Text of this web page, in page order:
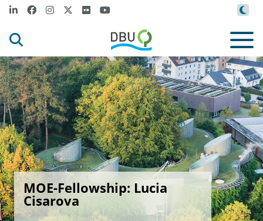
MOE-Fellowship: Lucia
Cisarova